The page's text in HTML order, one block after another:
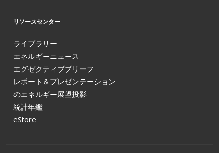
リソースセンター
ライブラリー
エネルギーニュース
エグゼクティブブリーフ
レポート＆プレゼンテーション
のエネルギー展望投影
統計年鑑
eStore